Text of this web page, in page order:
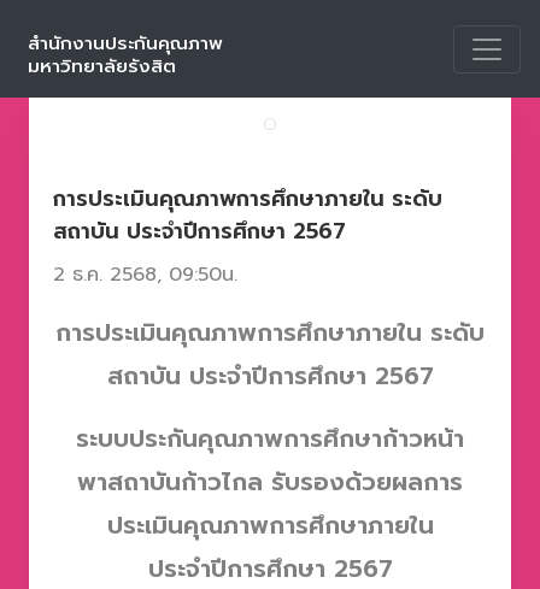
สำนักงานประกันคุณภาพ
มหาวิทยาลัยรังสิต
กิจกรรมต่างๆ
การประเมินคุณภาพการศึกษาภายใน ระดับ
สถาบัน ประจำปีการศึกษา 2567
2 ธ.ค. 2568, 09:50น.
การประเมินคุณภาพการศึกษาภายใน ระดับ
สถาบัน ประจำปีการศึกษา 2567
ระบบประกันคุณภาพการศึกษาก้าวหน้า
พาสถาบันก้าวไกล รับรองด้วยผลการ
ประเมินคุณภาพการศึกษาภายใน
ประจำปีการศึกษา 2567